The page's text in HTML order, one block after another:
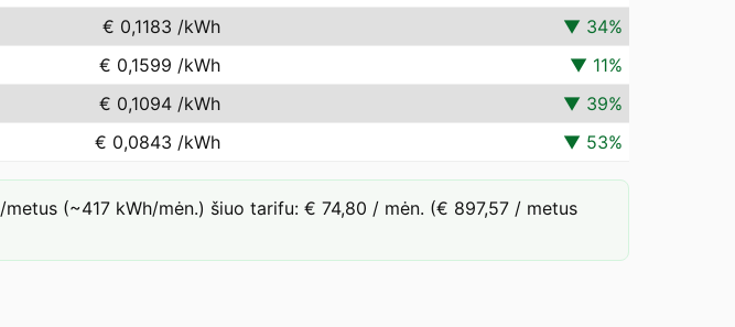
€ 0,1183 /kWh ▼ 34%
€ 0,1599 /kWh ▼ 11%
€ 0,1094 /kWh ▼ 39%
€ 0,0843 /kWh ▼ 53%
(~417 kWh/mėn.) šiuo tarifu: € 74,80 / mėn. (€ 897,57 / metus